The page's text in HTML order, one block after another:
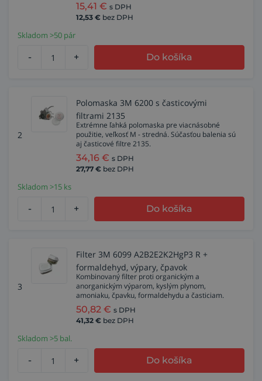
15,41 € s DPH
12,53 € bez DPH
Skladom >50 pár
- + Do košíka
2
Polomaska 3M 6200 s časticovými
filtrami 2135
Extrémne ľahká polomaska pre viacnásobné
použitie, veľkosť M - stredná. Súčasťou balenia sú
aj časticové filtre 2135.
34,16 € s DPH
27,77 € bez DPH
Skladom >15 ks
- + Do košíka
3
Filter 3M 6099 A2B2E2K2HgP3 R +
formaldehyd, výpary, čpavok
Kombinovaný filter proti organickým a
anorganickým výparom, kyslým plynom,
amoniaku, čpavku, formaldehydu a časticiam.
50,82 € s DPH
41,32 € bez DPH
Skladom >5 bal.
- + Do košíka